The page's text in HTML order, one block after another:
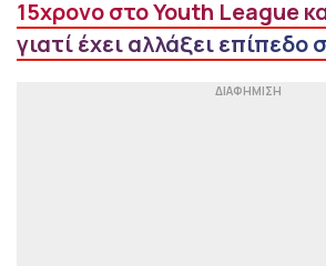
15χρονο στο Youth League
γιατί έχει αλλάξει επίπεδο